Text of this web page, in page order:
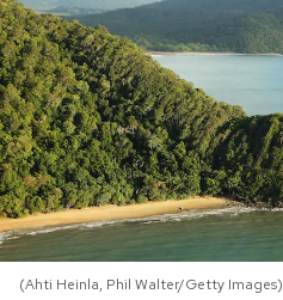
PODCAST
NEWSLETTER
I MIEI PREFERITI
SHOP
(Ahti Heinla, Phil Walter/Getty Images)